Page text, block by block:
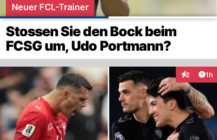
Neuer FCL-Trainer
Stossen Sie den Bock beim
FCSG um, Udo Portmann?
2 1h